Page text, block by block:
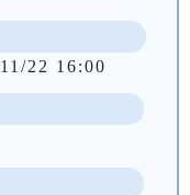
22 16:00